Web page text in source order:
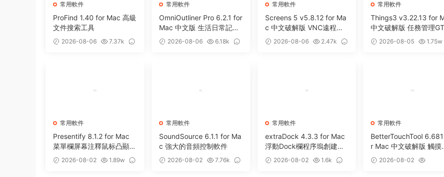
常用軟件
ProFind 1.40 for Mac 高級
文件搜索工具
2026-08-06
7.37k
常用軟件
OmniOutliner Pro 6.2.1 for
Mac 中文版 生活日常記錄
軟件2026-08-06
6.18k
常用軟件
Screens 5 v5.8.12 for Ma
c 中文破解版 VNC遠程桌
面客戶端應用程序
2026-08-06
2.47k
常用軟件
Things3 v3.22.13 for
中文破解版 任務管理
效率工具
2026-08-05
1.75w
常用軟件
Presentify 8.1.2 for Mac
菜單欄屏幕注釋鼠标凸顯工
具 2026-08-02
1.89w
常用軟件
SoundSource 6.1.1 for Ma
c 強大的音頻控制軟件
2026-08-02
7.76k
常用軟件
extraDock 4.3.3 for Mac
浮動Dock欄程序塢創建管
理工具
2026-08-02
1.6k
常用軟件
BetterTouchTool
r Mac 中文破解版 觸摸
增強工具
2026-08-02